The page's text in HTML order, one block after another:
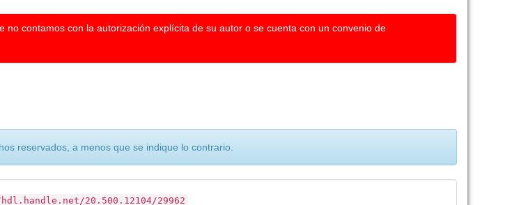
contamos con la autorización explícita de su autor o se cuenta con un convenio de
reservados, a menos que se indique lo contrario.
20.500.12104/29962